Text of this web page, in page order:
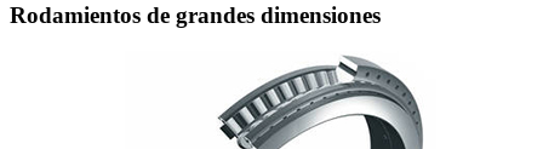
Rodamientos de grandes dimensiones